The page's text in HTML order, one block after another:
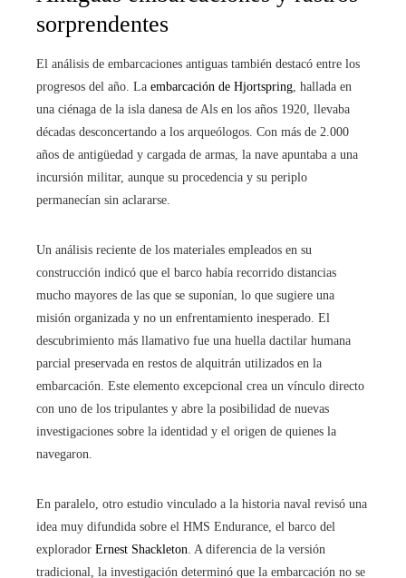
sorprendentes
El análisis de embarcaciones antiguas también destacó entre los
progresos del año. La embarcación de Hjortspring , hallada en
una ciénaga de la isla danesa de Als en los años 1920, llevaba
décadas desconcertando a los arqueólogos. Con más de 2.000
años de antigüedad y cargada de armas, la nave apuntaba a una
incursión militar, aunque su procedencia y su periplo
permanecían sin aclararse.
Un análisis reciente de los materiales empleados en su
construcción indicó que el barco había recorrido distancias
mucho mayores de las que se suponían, lo que sugiere una
misión organizada y no un enfrentamiento inesperado. El
descubrimiento más llamativo fue una huella dactilar humana
parcial preservada en restos de alquitrán utilizados en la
embarcación. Este elemento excepcional crea un vínculo directo
con uno de los tripulantes y abre la posibilidad de nuevas
investigaciones sobre la identidad y el origen de quienes la
navegaron.
En paralelo, otro estudio vinculado a la historia naval revisó una
idea muy difundida sobre el HMS Endurance, el barco del
explorador Ernest Shackleton . A diferencia de la versión
tradicional, la investigación determinó que la embarcación no se